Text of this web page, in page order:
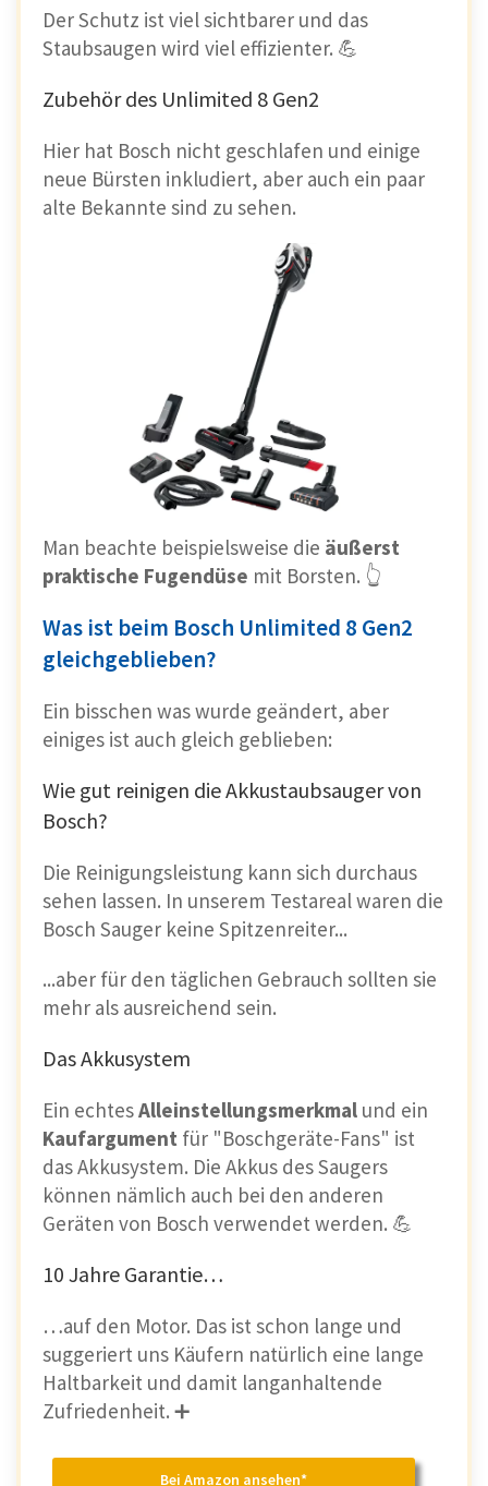
Der Schutz ist viel sichtbarer und das
Staubsaugen wird viel effizienter. 💪
Zubehör des Unlimited 8 Gen2
Hier hat Bosch nicht geschlafen und einige
neue Bürsten inkludiert, aber auch ein paar
alte Bekannte sind zu sehen.
Man beachte beispielsweise die äußerst
praktische Fugendüse mit Borsten. 👆
Was ist beim Bosch Unlimited 8 Gen2
gleichgeblieben?
Ein bisschen was wurde geändert, aber
einiges ist auch gleich geblieben:
Wie gut reinigen die Akkustaubsauger von
Bosch?
Die Reinigungsleistung kann sich durchaus
sehen lassen. In unserem Testareal waren die
Bosch Sauger keine Spitzenreiter...
...aber für den täglichen Gebrauch sollten sie
mehr als ausreichend sein.
Das Akkusystem
Ein echtesAlleinstellungsmerkmal und ein
Kaufargument für "Boschgeräte-Fans" ist
das Akkusystem. Die Akkus des Saugers
können nämlich auch bei den anderen
Geräten von Bosch verwendet werden. 💪
10 Jahre Garantie…
…auf den Motor. Das ist schon lange und
suggeriert uns Käufern natürlich eine lange
Haltbarkeit und damit langanhaltende
Zufriedenheit. ➕
Bei Amazon ansehen*
Shark
Stratos Anti